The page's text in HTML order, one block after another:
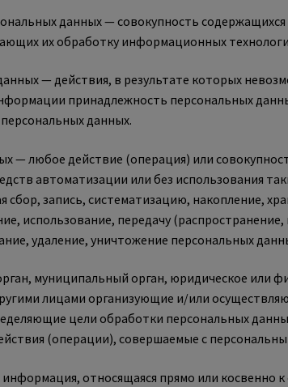
данных — совокупность содержащихся
их обработку информационных
— действия, в результате которых
принадлежность персональных
данных.
— любое действие (операция) или
автоматизации или без использования
запись, систематизацию, накопление,
использование, передачу
удаление, уничтожение персональных
муниципальный орган, юридическое или
лицами организующие и/или
цели обработки персональных
(операции), совершаемые с
относящаяся прямо или косвенно